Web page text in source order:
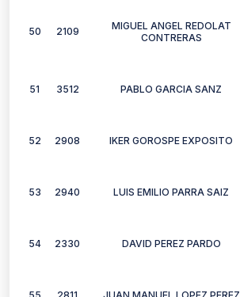
50 2109
MIGUEL ANGEL REDOLAT
CONTRERAS
51 3512 PABLO GARCIA SANZ
52 2908 IKER GOROSPE EXPOSITO
53 2940 LUIS EMILIO PARRA SAIZ
54 2330 DAVID PEREZ PARDO